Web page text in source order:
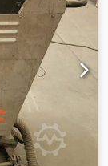
permeatem a
zaworu
żywotnością.
w
permeatu.